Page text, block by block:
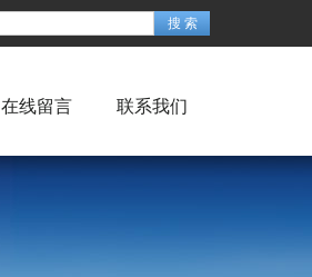
在线留言 联系我们